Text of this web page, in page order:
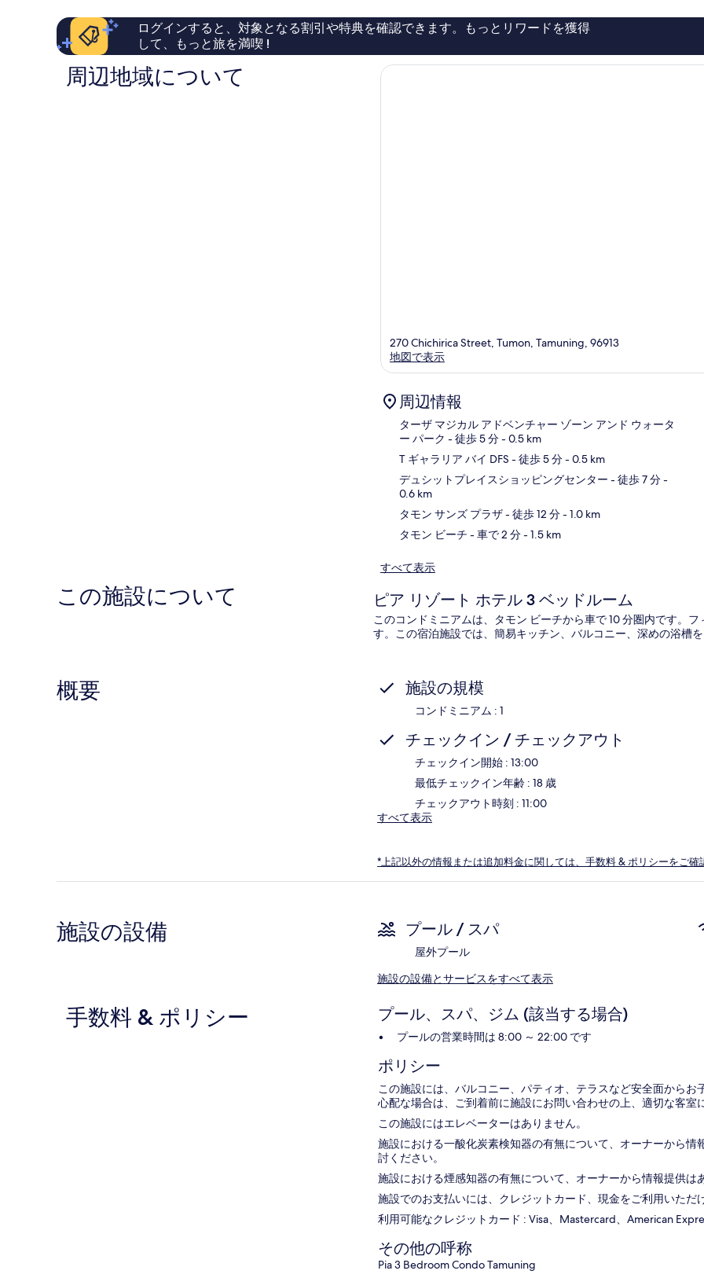
ミ
1,706
件
件
の
口
1,118
件
の
ミ
869
件
ログインすると、対象となる割引や特典を確認できます。もっとリワードを獲得
して、もっと旅を満喫 !
周辺地域について
270 Chichirica Street, Tumon, Tamuning, 96913
地図で表示
周辺情報
ターザ マジカル アドベンチャー ゾーン アンド ウォータ
ー パーク - 徒歩 5 分- 0.5 km
T ギャラリア バイ DFS - 徒歩 5 分- 0.5 km
デュシットプレイスショッピングセンター - 徒歩 7 分-
0.6 km
タモン サンズ プラザ- 徒歩 12 分- 1.0 km
タモン ビーチ - 車で 2 分- 1.5 km
すべて表示
この施設について ピア リゾート ホテル 3 ベッドルーム
このコンドミニアムは、タモン ビーチから車で 10 分圏内です。
す。この宿泊施設では、簡易キッチン、バルコニー、深めの浴槽
概要 施設の規模
コンドミニアム : 1
チェックイン / チェックアウト
チェックイン開始 : 13:00
最低チェックイン年齢 : 18 歳
チェックアウト時刻 : 11:00
すべて表示
*上記以外の情報または追加料金に関しては、手数料 & ポリシーをご確
施設の設備 プール / スパ
屋外プール
施設の設備とサービスをすべて表示
手数料 & ポリシー プール、スパ、ジム (該当する場合)
プールの営業時間は 8:00 ～ 22:00 です
ポリシー
この施設には、バルコニー、パティオ、テラスなど安全面から
心配な場合は、ご到着前に施設にお問い合わせの上、適切な客
この施設にはエレベーターはありません。
施設における一酸化炭素検知器の有無について、オーナーから
討ください。
施設における煙感知器の有無について、オーナーから情報提供は
施設でのお支払いには、クレジットカード、現金をご利用いただ
利用可能なクレジットカード : Visa、Mastercard、American
その他の呼称
Pia 3 Bedroom Condo Tamuning